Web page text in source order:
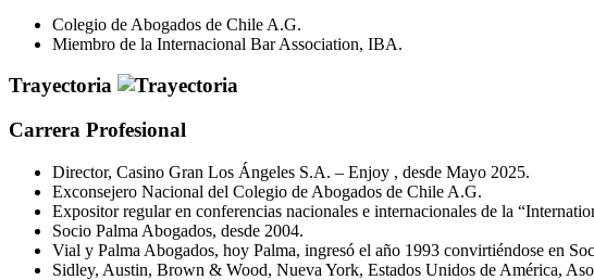
Colegio de Abogados de Chile A.G.
Miembro de la Internacional Bar Association, IBA.
Trayectoria
Carrera Profesional
Director, Casino Gran Los Ángeles S.A. – Enjoy , desde Mayo 2025.
Exconsejero Nacional del Colegio de Abogados de Chile A.G.
Expositor regular en conferencias nacionales e internacionales de la
Socio Palma Abogados, desde 2004.
Vial y Palma Abogados, hoy Palma, ingresó el año 1993 convirtiéndose en
Sidley, Austin, Brown & Wood, Nueva York, Estados Unidos de América,